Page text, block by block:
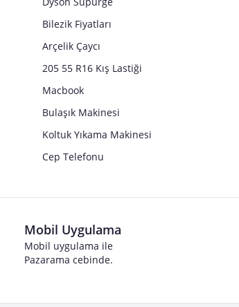
Bilezik Fiyatları
Arçelik Çaycı
205 55 R16 Kış Lastiği
Macbook
Bulaşık Makinesi
Koltuk Yıkama Makinesi
Cep Telefonu
Mobil Uygulama
Mobil uygulama ile
Pazarama cebinde.